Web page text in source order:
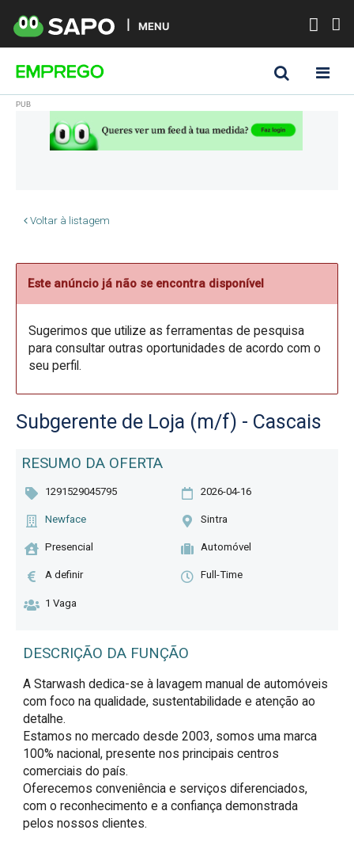
MENU
Voltar à listagem
Este anúncio já não se encontra disponível
Sugerimos que utilize as ferramentas de pesquisa
para consultar outras oportunidades de acordo com o
seu perfil.
Subgerente de Loja (m/f) - Cascais
RESUMO DA OFERTA
1291529045795 2026-04-16
Newface Sintra
Presencial Automóvel
A definir Full-Time
1 Vaga
DESCRIÇÃO DA FUNÇÃO
A Starwash dedica-se à lavagem manual de automóveis
com foco na qualidade, sustentabilidade e atenção ao
detalhe.
Estamos no mercado desde 2003, somos uma marca
100% nacional, presente nos principais centros
comerciais do país.
Oferecemos conveniência e serviços diferenciados,
com o reconhecimento e a confiança demonstrada
pelos nossos clientes.